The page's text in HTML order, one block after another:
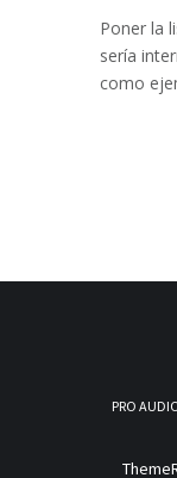
Poner la
sería
como
PRO